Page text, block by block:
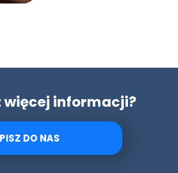
więcej informacji?
DO NAS